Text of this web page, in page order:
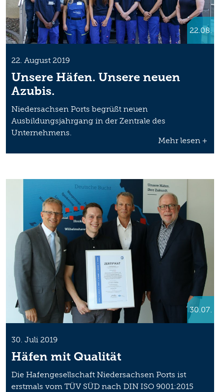
22.08.
22. August 2019
Unsere Häfen. Unsere neuen
Azubis.
Niedersachsen Ports begrüßt neuen
Ausbildungsjahrgang in der Zentrale des
Unternehmens.
Mehr lesen +
30.07.
30. Juli 2019
Häfen mit Qualität
Die Hafengesellschaft Niedersachsen Ports ist
erstmals vom TÜV SÜD nach DIN ISO 9001:2015